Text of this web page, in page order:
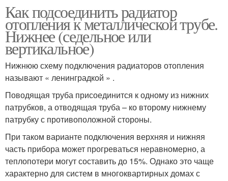
Как подсоединить радиатор
отопления к металлической трубе.
Нижнее (седельное или
вертикальное)
Нижнюю схему подключения радиаторов отопления
называют « ленинградкой » .
Поводящая труба присоединится к одному из нижних
патрубков, а отводящая труба – ко второму нижнему
патрубку с противоположной стороны.
При таком варианте подключения верхняя и нижняя
часть прибора может прогреваться неравномерно, а
теплопотери могут составить до 15%. Однако это чаще
характерно для систем в многоквартирных домах с